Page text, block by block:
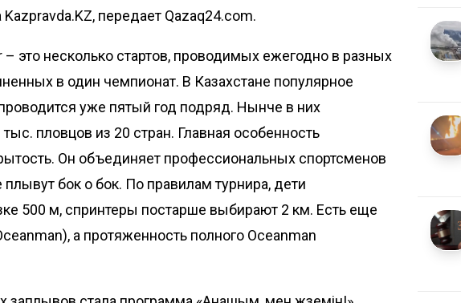
передает Qazaq24.com.
– это несколько стартов, проводимых ежегодно в разных
в один чемпионат. В Казахстане популярное
уже пятый год подряд. Нынче в них
пловцов из 20 стран. Главная особенность
Он объе­диняет профессиональных спортсменов
бок о бок. По правилам турнира, дети
500 м, спринтеры постарше выбирают 2 км. Есть еще
а протяженность полного Oceanman